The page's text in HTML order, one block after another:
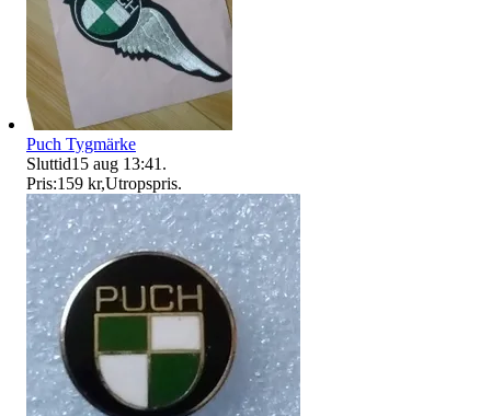
Puch Tygmärke
Sluttid15 aug 13:41 .
Pris:159 kr,Utropspris.